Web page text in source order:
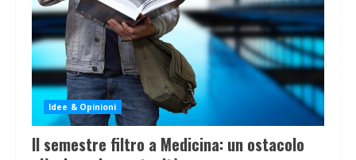
Idee & Opinioni
Il semestre filtro a Medicina: un ostacolo